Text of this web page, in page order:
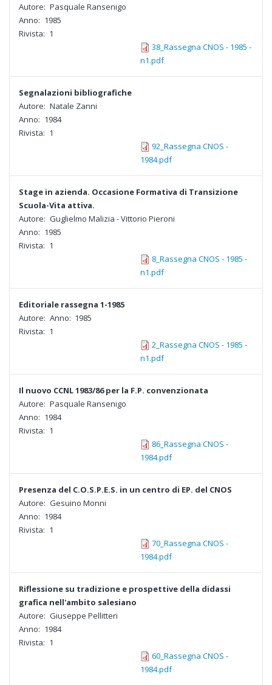
Autore: Pasquale Ransenigo
Anno: 1985
Rivista: 1
38_Rassegna CNOS - 1985 -
n1.pdf
Segnalazioni bibliografiche
Autore: Natale Zanni
Anno: 1984
Rivista: 1
92_Rassegna CNOS -
1984.pdf
Stage in azienda. Occasione Formativa di Transizione
Scuola-Vita attiva.
Autore: Guglielmo Malizia - Vittorio Pieroni
Anno: 1985
Rivista: 1
8_Rassegna CNOS - 1985 -
n1.pdf
Editoriale rassegna 1-1985
Autore: Anno: 1985
Rivista: 1
2_Rassegna CNOS - 1985 -
n1.pdf
Il nuovo CCNL 1983/86 per la F.P. convenzionata
Autore: Pasquale Ransenigo
Anno: 1984
Rivista: 1
86_Rassegna CNOS -
1984.pdf
Presenza del C.O.S.P.E.S. in un centro di EP. del CNOS
Autore: Gesuino Monni
Anno: 1984
Rivista: 1
70_Rassegna CNOS -
1984.pdf
Riflessione su tradizione e prospettive della didassi
grafica nell'ambito salesiano
Autore: Giuseppe Pellitteri
Anno: 1984
Rivista: 1
60_Rassegna CNOS -
1984.pdf